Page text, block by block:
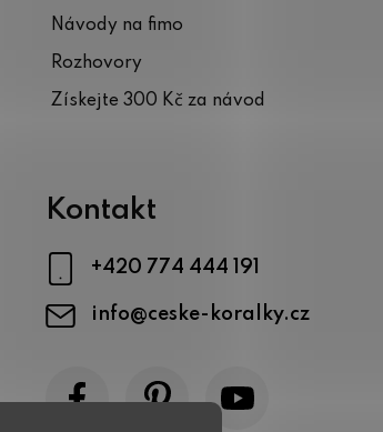
Návody na fimo
Rozhovory
Získejte 300 Kč za návod
Kontakt
info@ceske-koralky.cz
+420 774 444 191